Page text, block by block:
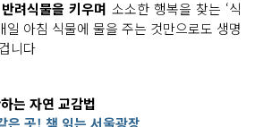
반려식물을 키우며 소소한 행복을 찾는 ‘식
일 아침 식물에 물을 주는 것만으로도 생명
니다
는 자연 교감법
곳! 책 읽는 서울광장